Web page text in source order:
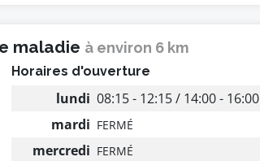
maladie à environ 6 km
Horaires d'ouverture
lundi 08:15 - 12:15 / 14:00 - 16:00
mardi FERMÉ
mercredi FERMÉ